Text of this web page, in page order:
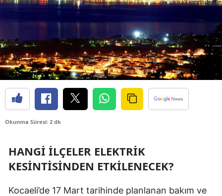
Burdur
Çanakkale
Çankırı
Çorum
Denizli
Elazığ
Erzincan
Okunma Süresi: 2 dk
HANGI İLÇELER ELEKTRIK
KESINTISINDEN ETKILENECEK?
Kocaeli’de 17 Mart tarihinde planlanan bakım ve